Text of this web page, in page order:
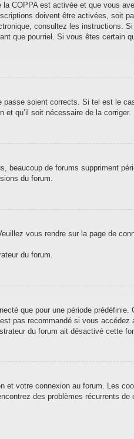
COPPA est activée et que vous
doivent être activées, soit
consultez les instructions.
que pourriel. Si vous êtes certain
soient corrects. Si tel est le
qu’il soit nécessaire de la corriger.
beaucoup de forums suppriment
du forum.
vous rendre sur la page de
du forum.
que pour une période prédéfinie.
pas recommandé si vous
du forum ait désactivé cette
votre connexion au forum. Les
des problèmes récurrents